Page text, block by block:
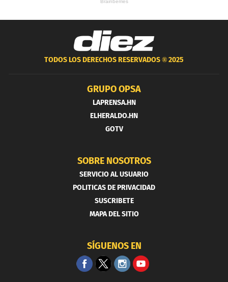
TODOS LOS DERECHOS RESERVADOS ®2025
GRUPO OPSA
LAPRENSA.HN
ELHERALDO.HN
GOTV
SOBRE NOSOTROS
SERVICIO AL USUARIO
POLITICAS DE PRIVACIDAD
SUSCRIBETE
MAPA DEL SITIO
SÍGUENOS EN